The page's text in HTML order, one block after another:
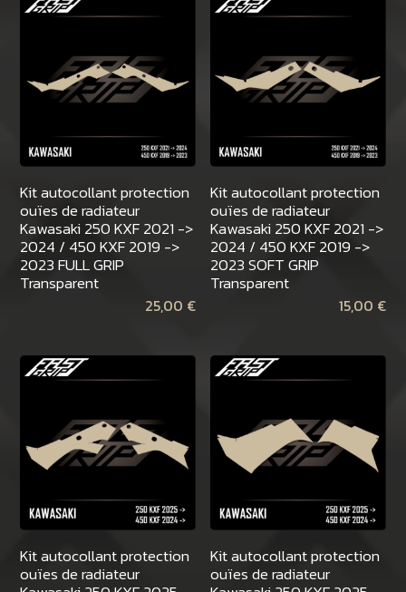
Kit autocollant protection
ouïes de radiateur
Kawasaki 250 KXF 2021 ->
2024 / 450 KXF 2019 ->
2023 FULL GRIP
Transparent
25,00 €
Kit autocollant protection
ouïes de radiateur
Kawasaki 250 KXF 2021 ->
2024 / 450 KXF 2019 ->
2023 SOFT GRIP
Transparent
15,00 €
Kit autocollant protection
ouïes de radiateur
Kit autocollant protection
ouïes de radiateur